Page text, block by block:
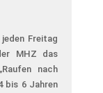
Freitag
MHZ das
nach
bis 6 Jahren